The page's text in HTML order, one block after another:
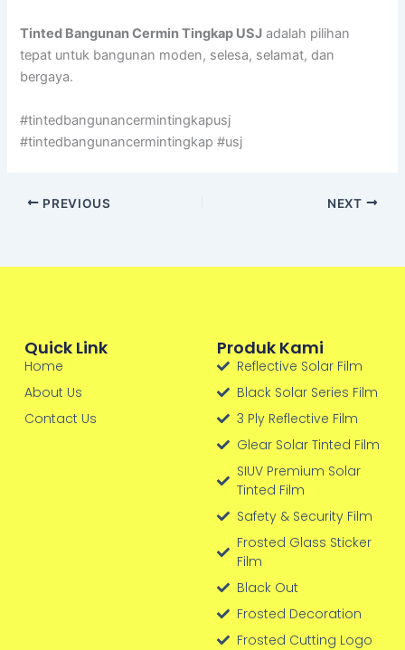
Tinted Bangunan Cermin Tingkap USJ adalah pilihan
tepat untuk bangunan moden, selesa, selamat, dan
bergaya.
#tintedbangunancermintingkapusj
#tintedbangunancermintingkap #usj
PREVIOUS NEXT
Quick Link
Home
About Us
Contact Us
Produk Kami
Reflective Solar Film
Black Solar Series Film
3 Ply Reflective Film
Glear Solar Tinted Film
SIUV Premium Solar
Tinted Film
Safety & Security Film
Frosted Glass Sticker
Film
Black Out
Frosted Decoration
Frosted Cutting Logo